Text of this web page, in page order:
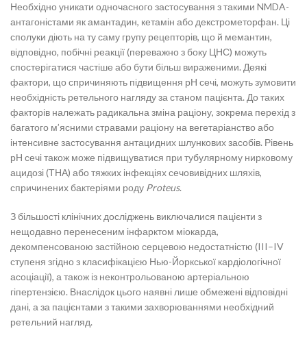
Необхідно уникати одночасного застосування з такими NMDA-
антагоністами як амантадин, кетамін або декстрометорфан. Ці
сполуки діють на ту саму групу рецепторів, що й мемантин,
відповідно, побічні реакції (переважно з боку ЦНС) можуть
спостерігатися частіше або бути більш вираженими. Деякі
фактори, що спричиняють підвищення рН сечі, можуть зумовити
необхідність ретельного нагляду за станом пацієнта. До таких
факторів належать радикальна зміна раціону, зокрема перехід з
багатого м’ясними стравами раціону на вегетаріанство або
інтенсивне застосування антацидних шлункових засобів. Рівень
рН сечі також може підвищуватися при тубулярному нирковому
ацидозі (ТНА) або тяжких інфекціях сечовивідних шляхів,
спричинених бактеріями роду Proteus.
З більшості клінічних досліджень виключалися пацієнти з
нещодавно перенесеним інфарктом міокарда,
декомпенсованою застійною серцевою недостатністю (III–IV
ступеня згідно з класифікацією Нью-Йоркської кардіологічної
асоціації), а також із неконтрольованою артеріальною
гіпертензією. Внаслідок цього наявні лише обмежені відповідні
дані, а за пацієнтами з такими захворюваннями необхідний
ретельний нагляд.